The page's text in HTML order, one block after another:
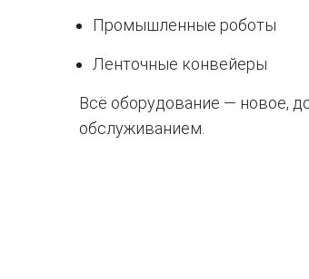
Промышленные роботы
Ленточные конвейеры
Всё оборудование — новое,
обслуживанием.